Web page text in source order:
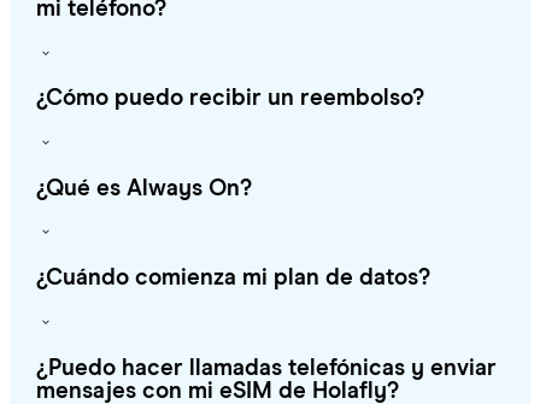
mi teléfono?
¿Cómo puedo recibir un reembolso?
¿Qué es Always On?
¿Cuándo comienza mi plan de datos?
¿Puedo hacer llamadas telefónicas y enviar
mensajes con mi eSIM de Holafly?